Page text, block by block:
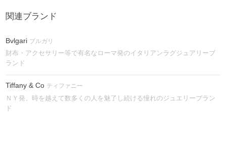
関連ブランド
Bvlgari ブルガリ
財布・アクセサリー等で有名なローマ発のイタリアンラグジュアリーブ
ランド
Tiffany & Co ティファニー
ＮＹ発、時を越えて数多くの人を魅了し続ける憧れのジュエリーブラン
ド